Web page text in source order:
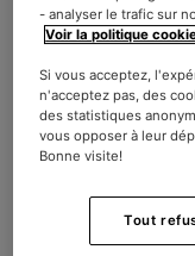
Prêt pour un petit
la télé de votre
maisons il y a 70
plusieurs année
les plus essentiels
meilleur téléviseur
Netflix ou Prime
- analyser le trafic sur
Voir la politique
Si vous acceptez,
n'acceptez pas, des
des statistiques
vous opposer à leur
Bonne visite!
Tout